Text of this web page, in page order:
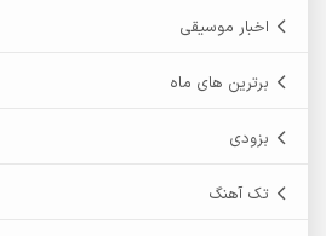
اخبار موسیقی
برترین های ماه
بزودی
تک آهنگ